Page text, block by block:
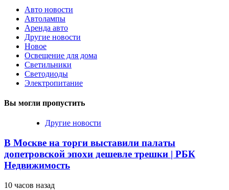
Авто новости
Автолампы
Аренда авто
Другие новости
Новое
Освещение для дома
Светильники
Светодиоды
Электропитание
Вы могли пропустить
Другие новости
В Москве на торги выставили палаты
допетровской эпохи дешевле трешки | РБК
Недвижимость
10 часов назад